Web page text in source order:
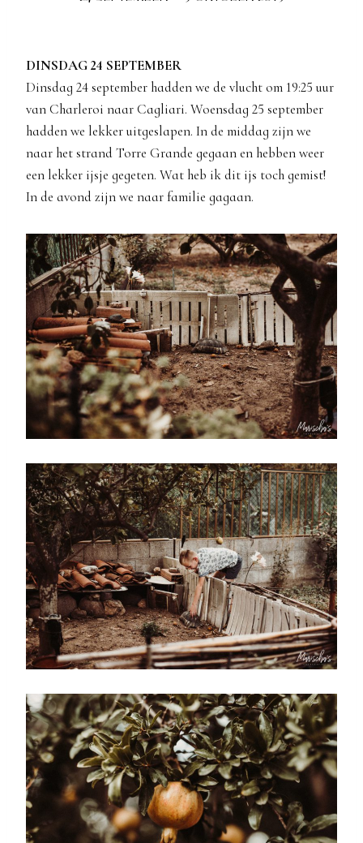
DINSDAG 24 SEPTEMBER
Dinsdag 24 september hadden we de vlucht om 19:25 uur
van Charleroi naar Cagliari. Woensdag 25 september
hadden we lekker uitgeslapen. In de middag zijn we
naar het strand Torre Grande gegaan en hebben weer
een lekker ijsje gegeten. Wat heb ik dit ijs toch gemist!
In de avond zijn we naar familie gagaan.